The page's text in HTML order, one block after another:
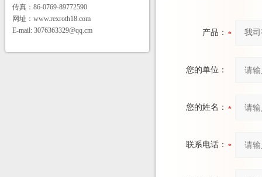
传真：86-0769-89772590
网址：www.rexroth18.com
E-mail: 3076363329@qq.cm
产品：
您的单位：
您的姓名：
联系电话：